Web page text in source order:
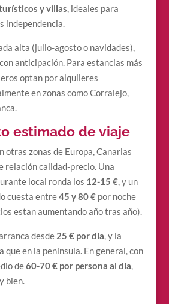
y villas, ideales para
independencia.
alta (julio-agosto o navidades),
anticipación. Para estancias más
optan por alquileres
en zonas como Corralejo,
estimado de viaje
otras zonas de Europa, Canarias
relación calidad-precio. Una
local ronda los 12-15 €, y un
cuesta entre45 y 80 €por noche
estan aumentando año tras año).
desde 25 € por día, y la
que en la península. En general, con
de60-70 € por persona al día,
bien.